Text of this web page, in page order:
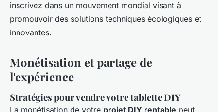
inscrivez dans un mouvement mondial visant à
promouvoir des solutions techniques écologiques et
innovantes.
Monétisation et partage de
l'expérience
Stratégies pour vendre votre tablette DIY
La monétisation de votre projet DIY rentable peut